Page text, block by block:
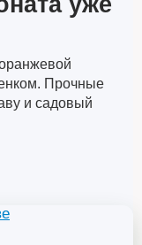
Прочные
и садовый